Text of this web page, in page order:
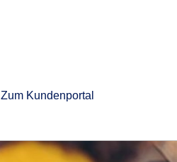
Zum Kundenportal